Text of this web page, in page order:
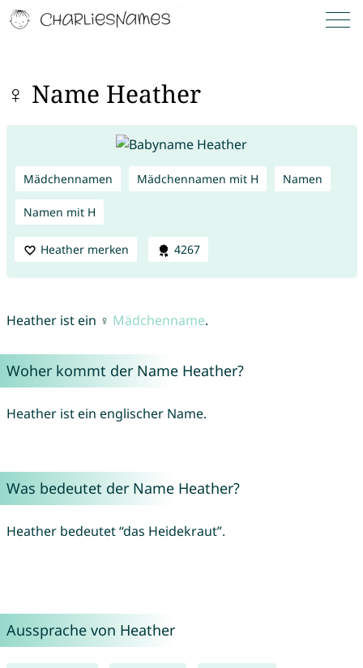
♀ Name Heather
Mädchennamen Mädchennamen mit H Namen
Namen mit H
Heather merken 4267
Heather ist ein ♀ Mädchenname.
Woher kommt der Name Heather?
Heather ist ein englischer Name.
Was bedeutet der Name Heather?
Heather bedeutet “das Heidekraut”.
Aussprache von Heather